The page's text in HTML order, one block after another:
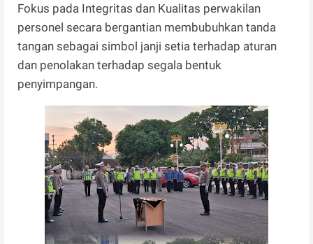
​Fokus pada Integritas dan Kualitas perwakilan
personel secara bergantian membubuhkan tanda
tangan sebagai simbol janji setia terhadap aturan
dan penolakan terhadap segala bentuk
penyimpangan.